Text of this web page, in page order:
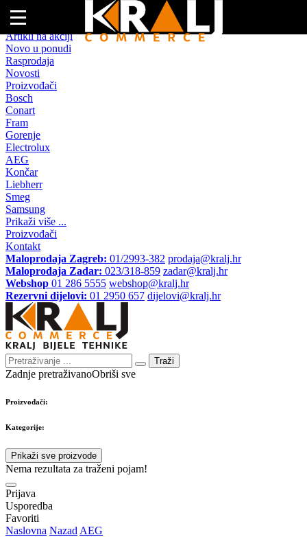
Naslovna
Artikli na akciji
Novo u ponudi
Rasprodaja
Novosti
Proizvođači
Bosch
Conart
Fram
Gorenje
Electrolux
AEG
Končar
Liebherr
Smeg
Samsung
Prikaži više ...
Proizvođači
Kontakt
Maloprodaja Zagreb: 01/2993-382 prodaja@kralj.hr
Maloprodaja Zadar: 023/318-859 zadar@kralj.hr
Webshop 01 286 5555 webshop@kralj.hr
Rezervni dijelovi: 01 2950 657 dijelovi@kralj.hr
Traži
Zadnje pretraživanoObriši sve
Proizvođači:
Kategorije:
Prikaži sve proizvode
Nema rezultata za traženi pojam!
Prijava
Usporedba
Favoriti
Naslovna Nazad AEG